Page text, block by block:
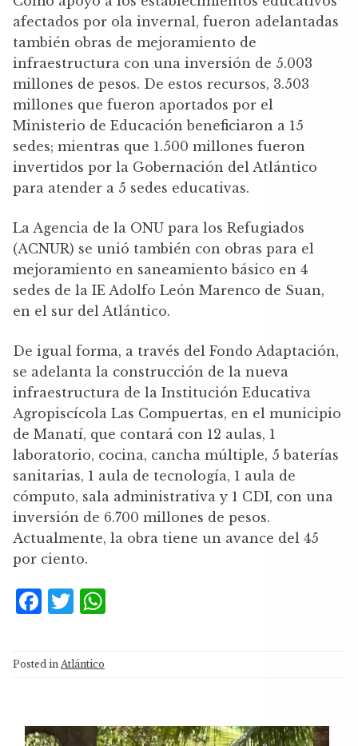
afectados por ola invernal, fueron adelantadas
también obras de mejoramiento de
infraestructura con una inversión de 5.003
millones de pesos. De estos recursos, 3.503
millones que fueron aportados por el
Ministerio de Educación beneficiaron a 15
sedes; mientras que 1.500 millones fueron
invertidos por la Gobernación del Atlántico
para atender a 5 sedes educativas.
La Agencia de la ONU para los Refugiados
(ACNUR) se unió también con obras para el
mejoramiento en saneamiento básico en 4
sedes de la IE Adolfo León Marenco de Suan,
en el sur del Atlántico.
De igual forma, a través del Fondo Adaptación,
se adelanta la construcción de la nueva
infraestructura de la Institución Educativa
Agropiscícola Las Compuertas, en el municipio
de Manatí, que contará con 12 aulas, 1
laboratorio, cocina, cancha múltiple, 5 baterías
sanitarias, 1 aula de tecnología, 1 aula de
cómputo, sala administrativa y 1 CDI, con una
inversión de 6.700 millones de pesos.
Actualmente, la obra tiene un avance del 45
por ciento.
F
c
e
o
T
it
te
p
Posted in Atlántico
Reproductor